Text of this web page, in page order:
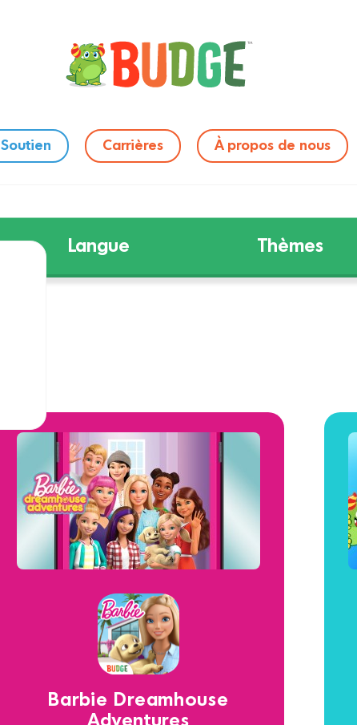
Soutien Carrières À propos de nous
Langue Thèmes
Barbie Dreamhouse
Adventures